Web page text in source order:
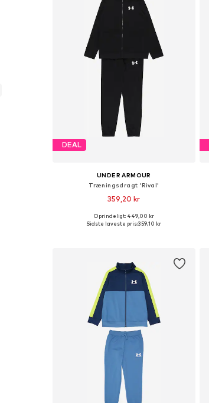
DEAL
UNDER ARMOUR
Træningsdragt 'Rival'
359,20 kr
Fås i mange størrelser
Oprindeligt: 449,00 kr
Sidste laveste pris:359,10 kr